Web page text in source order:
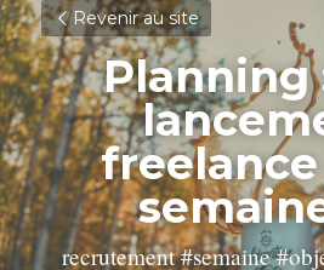
Revenir au site
Planning
recrutement #semaine